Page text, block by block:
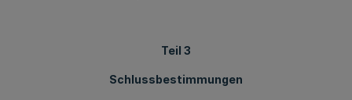
Teil 3
Schlussbestimmungen